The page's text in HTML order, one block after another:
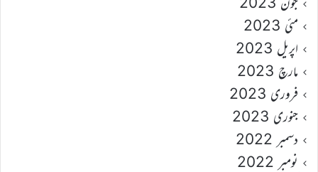
مئی 2023
اپریل 2023
مارچ 2023
فروری 2023
جنوری 2023
دسمبر 2022
نومبر 2022